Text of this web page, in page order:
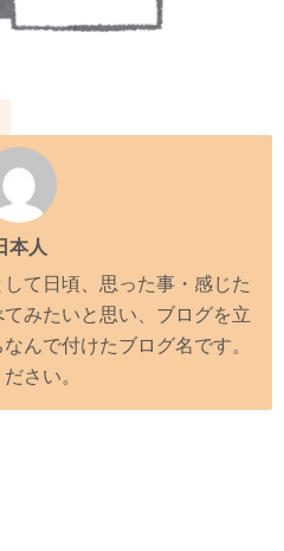
本人
て日頃、思った事・感じた
みたいと思い、ブログを立
んで付けたブログ名です。
さい。